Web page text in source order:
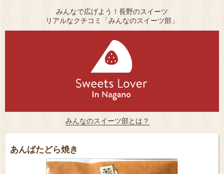
みんなで広げよう！長野のスイーツ
リアルなクチコミ「みんなのスイーツ部」
みんなのスイーツ部とは？
あんばたどら焼き